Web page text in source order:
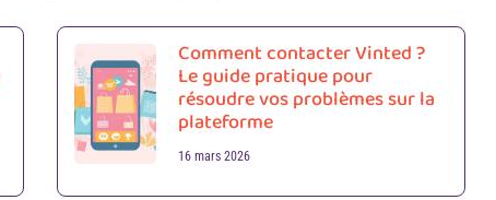
Comment contacter Vinted ?
Le guide pratique pour
résoudre vos problèmes sur la
plateforme
16 mars 2026